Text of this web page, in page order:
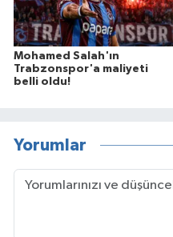
Mohamed Salah'ın
Trabzonspor'a maliyeti
belli oldu!
Yorumlar